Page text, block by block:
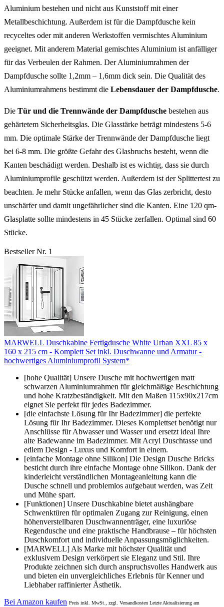
Aluminium bestehen und nicht aus Kunststoff mit einer
Metallbeschichtung. Außerdem ist für die Dampfdusche kein
recyceltes oder mit anderen Werkstoffen vermischtes Aluminium
geeignet. Mit anderem Material gemischtes Aluminium ist anfälliger
für das Verbeulen der Rahmen. Der Aluminiumrahmen der
Dampfdusche sollte 1,2mm – 1,6mm dick sein. Die Qualität des
Aluminiumrahmens bestimmt die Lebensdauer der Dampfdusche.
Die Tür und die Trennwände der Dampfdusche bestehen aus
gehärtetem Sicherheitsglas. Die Glasstärke beträgt mindestens 5-6
mm. Die optimale Stärke der Trennwände der Dampfdusche liegt
bei 6-8 mm. Die größte Gefahr des Glasbruchs besteht, wenn die
Kanten beschädigt werden. Deshalb ist es wichtig, dass sie durch
Aluminiumprofile geschützt werden. Außerdem ist der Splittertest zu
beachten. Je mehr Stücke anfallen, wenn das Glas zerbricht, desto
unschärfer und damit ungefährlicher sind die Kanten. Eine 120 qm-
Glasplatte sollte mindestens in 45 Stücke zerfallen. Optimal sind 60
Stücke.
Bestseller Nr. 1
MARWELL Duschkabine Fertigdusche White Urban XXL 85 x
160 x 215 cm - Komplett Set inkl. Duschwanne und Armatur -
hochwertiges Aluminiumprofil System*
[hohe Qualität] Unsere Dusche mit hochwertigen matt
schwarzen Aluminiumrahmen für gleichmäßige Beschichtung
und hohe Kratzbeständigkeit. Mit den Maßen 115x90x217cm
eignet Sie perfekt für jedes Badezimmer.
[die einfachste Lösung für Ihr Badezimmer] die perfekte
Lösung für Ihr Badezimmer. Dieses Komplettset benötigt nur
Anschlüsse für Abwasser und Wasser und ersetzt ideal Ihre
alte Badewanne im Badezimmer. Mit Acryl Duschtasse und
edlem Design - Luxus und Komfort in einem.
[einfache Montage ohne Silikon] Die Design Dusche Bricks
besticht durch ihre einfache Montage ohne Silikon. Dank der
kinderleicht verständlichen Montageanleitung kann die
Dusche schnell und problemlos aufgebaut werden, was Zeit
und Mühe spart.
[Funktionen] Unsere Duschkabine bietet aushängbare
Schwenktüren für optimalen Zugang zur Reinigung, einen
höhenverstellbaren Duschwannenträger, eine luxuriöse
Regendusche und eine praktische Handbrause – für höchsten
Duschkomfort und individuelle Anpassungsmöglichkeiten.
[MARWELL] Als Marke mit höchster Qualität und
exklusivem Design verkörpert sie Eleganz und Stil. Ihre
Produkte zeichnen sich durch anspruchsvolles Handwerk aus
und bieten ein unvergleichliches Erlebnis für Kenner und
Liebhaber raffinierter Ästhetik.
Bei Amazon kaufen Preis inkl. MwSt., zzgl. Versandkosten Letzte Aktualisierung am